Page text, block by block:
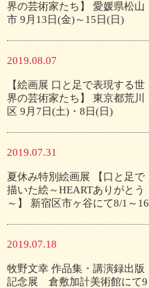
界の芸術家たち】 愛媛県松山
市 9月13日(金)～15日(日)
2019.08.07
【絵画展 口と足で表現する世
界の芸術家たち】 東京都荒川
区 9月7日(土)・8日(日)
2019.07.31
夏休み特別絵画展 【口と足で
描いた絵～HEARTありがとう
～】 新宿区市ヶ谷にて8/1～16
2019.07.18
牧野文幸 作品集・講演録出版
記念展 倉敷加計美術館にて9